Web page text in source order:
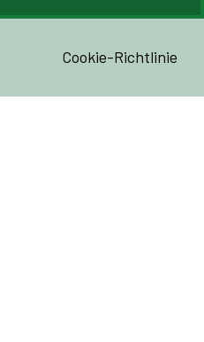
Cookie-Richtlinie